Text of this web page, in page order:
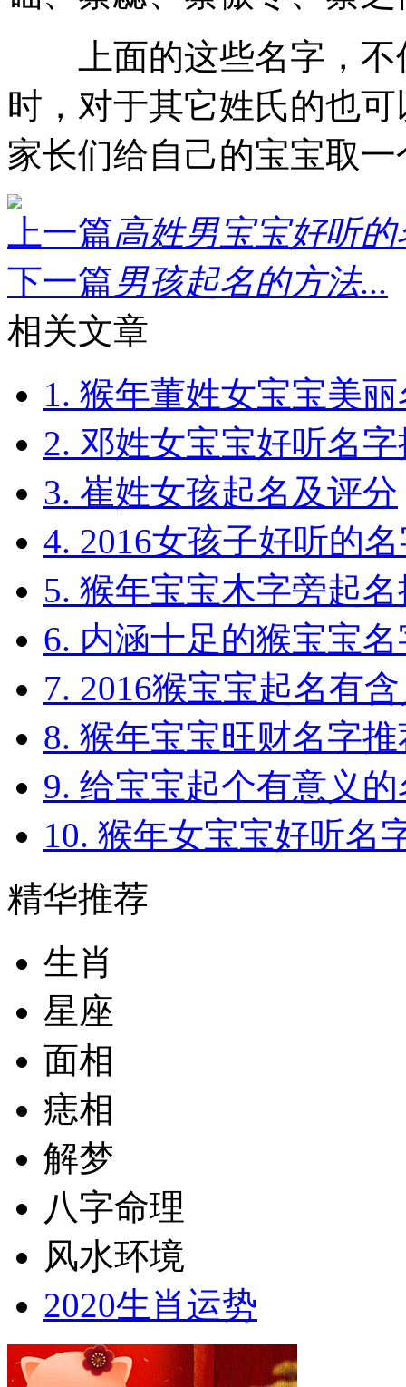
上面的这些名字，不
时，对于其它姓氏的也
家长们给自己的宝宝取
上一篇
高姓男宝宝好听
下一篇男孩起名的方法...
相关文章
1. 猴年董姓女宝宝美
2. 邓姓女宝宝好听名
3. 崔姓女孩起名及评分
4. 2016女孩子好听的
5. 猴年宝宝木字旁起
6. 内涵十足的猴宝宝
7. 2016猴宝宝起名有
8. 猴年宝宝旺财名字推
9. 给宝宝起个有意义
10. 猴年女宝宝好听名
精华推荐
生肖
星座
面相
痣相
解梦
八字命理
风水环境
2020生肖运势